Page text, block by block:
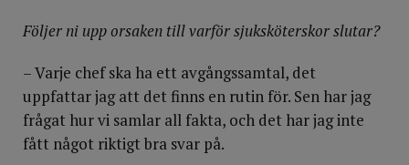
Följer ni upp orsaken till varför sjuksköterskor slutar?
– Varje chef ska ha ett avgångssamtal, det
uppfattar jag att det finns en rutin för. Sen har jag
frågat hur vi samlar all fakta, och det har jag inte
fått något riktigt bra svar på.